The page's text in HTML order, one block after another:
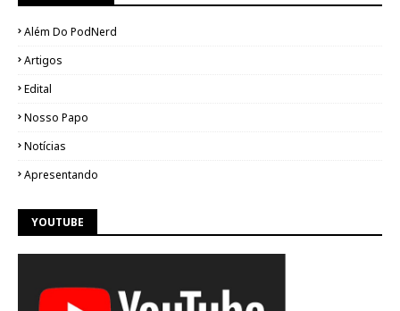
Além Do PodNerd
Artigos
Edital
Nosso Papo
Notícias
Apresentando
YOUTUBE